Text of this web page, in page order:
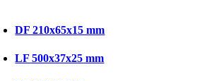
DF 210x65x15 mm
LF 500x37x25 mm